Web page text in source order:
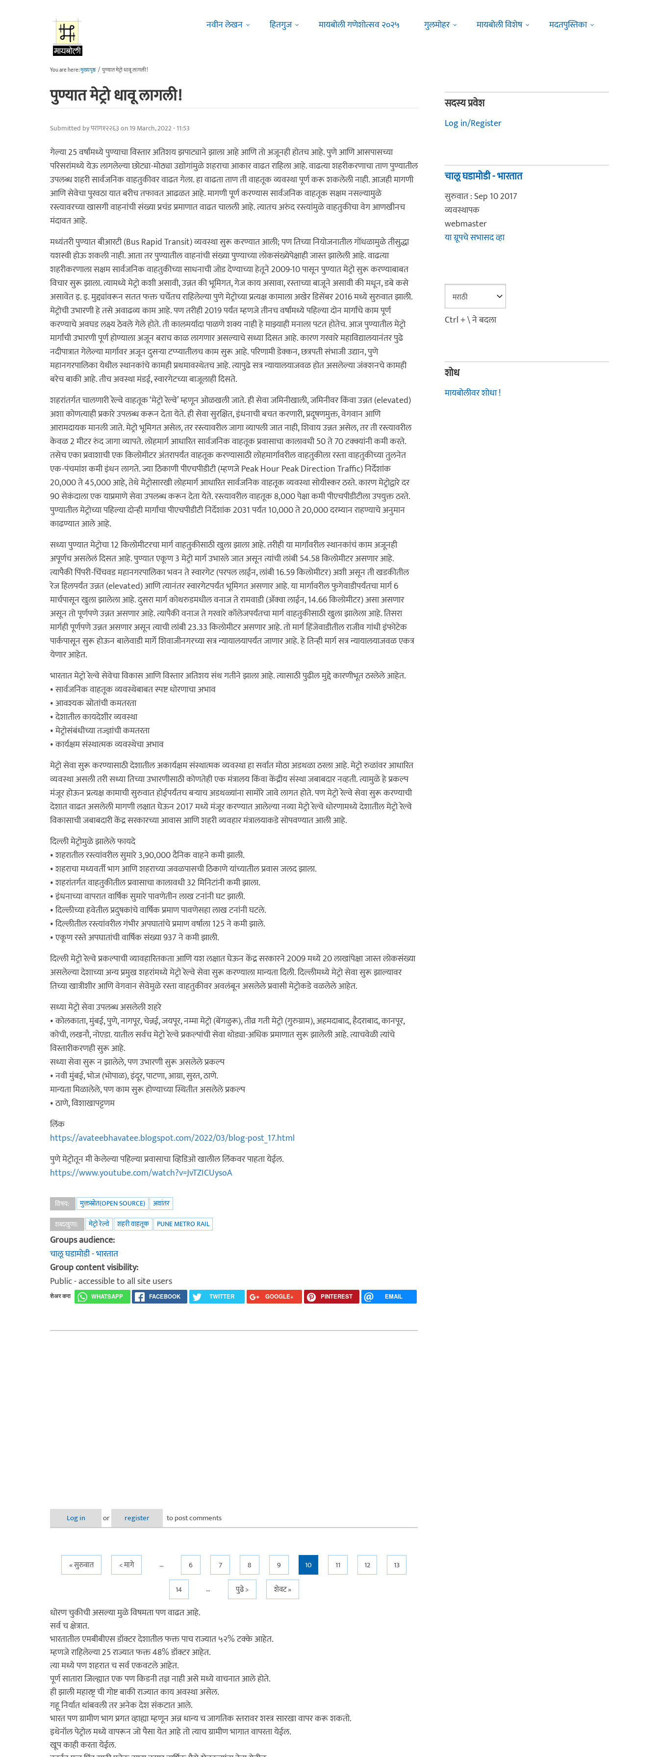
नवीन लेखन
हितगुज मायबोली गणेशोत्सव २०२५ गुलमोहर मायबोली विशेष मदतपुस्तिका
You are here:मुख्यपृष्ठ / पुण्यात मेट्रो धावू लागली!
पुण्यात मेट्रो धावू लागली!
Submitted byपराग१२२६३on 19 March, 2022 - 11:53
गेल्या 25 वर्षांमध्ये पुण्याचा विस्तार अतिशय झपाट्याने झाला आहे आणि तो अजूनही होतच आहे. पुणे आणि आसपासच्या
परिसरांमध्ये येऊ लागलेल्या छोट्या-मोठ्या उद्योगांमुळे शहराचा आकार वाढत राहिला आहे. वाढत्या शहरीकरणाचा ताण पुण्यातील
उपलब्ध शहरी सार्वजनिक वाहतुकीवर वाढत गेला. हा वाढता ताण ती वाहतूक व्यवस्था पूर्ण करू शकलेली नाही. आजही मागणी
आणि सेवेचा पुरवठा यात बरीच तफावत आढळत आहे. मागणी पूर्ण करण्यास सार्वजनिक वाहतूक सक्षम नसल्यामुळे
रस्त्यावरच्या खासगी वाहनांची संख्या प्रचंड प्रमाणात वाढत चालली आहे. त्यातच अरुंद रस्त्यांमुळे वाहतुकीचा वेग आणखीनच
मंदावत आहे.
मध्यंतरी पुण्यात बीआरटी (Bus Rapid Transit) व्यवस्था सुरू करण्यात आली; पण तिच्या नियोजनातील गोंधळामुळे तीसुद्धा
यशस्वी होऊ शकली नाही. आता तर पुण्यातील वाहनांची संख्या पुण्याच्या लोकसंख्येपेक्षाही जास्त झालेली आहे. वाढत्या
शहरीकरणाला सक्षम सार्वजनिक वाहतुकीच्या साधनाची जोड देण्याच्या हेतूने 2009-10 पासून पुण्यात मेट्रो सुरू करण्याबाबत
विचार सुरू झाला. त्यामध्ये मेट्रो कशी असावी, उन्नत की भूमिगत, गेज काय असावा, रस्ताच्या बाजूने असावी की मधून, डबे कसे
असावेत इ. इ. मुद्द्यांवरून सतत फक्त चर्चेतच राहिलेल्या पुणे मेट्रोच्या प्रत्यक्ष कामाला अखेर डिसेंबर 2016 मध्ये सुरुवात झाली.
मेट्रोची उभारणी हे तसे अवाढव्य काम आहे. पण तरीही 2019 पर्यंत म्हणजे तीनच वर्षांमध्ये पहिल्या दोन मार्गांचे काम पूर्ण
करण्याचे अवघड लक्ष्य ठेवले गेले होते. ती कालमर्यादा पाळणे शक्य नाही हे माझ्याही मनाला पटत होतेच. आज पुण्यातील मेट्रो
मार्गांची उभारणी पूर्ण होण्याला अजून बराच काळ लागणार असल्याचे सध्या दिसत आहे. कारण गरवारे महाविद्यालयानंतर पुढे
नदीपात्रात गेलेल्या मार्गावर अजून दुसऱ्या टप्प्यातीलच काम सुरू आहे. परिणामी डेक्कन, छत्रपती संभाजी उद्यान, पुणे
महानगरपालिका येथील स्थानकांचे कामही प्रथमावस्थेतच आहे. त्यापुढे सत्र न्यायालयाजवळ होत असलेल्या जंक्शनचे कामही
बरेच बाकी आहे. तीच अवस्था मंडई, स्वारगेटच्या बाजूलाही दिसते.
शहरांतर्गत चालणारी रेल्वे वाहतूक ‘मेट्रो रेल्वे’ म्हणून ओळखली जाते. ही सेवा जमिनीखाली, जमिनीवर किंवा उन्नत (elevated)
अशा कोणत्याही प्रकारे उपलब्ध करून देता येते. ही सेवा सुरक्षित, इंधनाची बचत करणारी, प्रदूषणमुक्त, वेगवान आणि
आरामदायक मानली जाते. मेट्रो भूमिगत असेल, तर रस्त्यावरील जागा व्यापली जात नाही, शिवाय उन्नत असेल, तर ती रस्त्यावरील
केवळ 2 मीटर रुंद जागा व्यापते. लोहमार्ग आधारित सार्वजनिक वाहतूक प्रवासाचा कालावधी 50 ते 70 टक्क्यांनी कमी करते.
तसेच एका प्रवाशाची एक किलोमीटर अंतरापर्यंत वाहतूक करण्यासाठी लोहमार्गावरील वाहतुकीला रस्ता वाहतुकीच्या तुलनेत
एक-पंचमांश कमी इंधन लागते. ज्या ठिकाणी पीएचपीडीटी (म्हणजे Peak Hour Peak Direction Traffic) निर्देशांक
20,000 ते 45,000 आहे, तेथे मेट्रोसारखी लोहमार्ग आधारित सार्वजनिक वाहतूक व्यवस्था सोयीस्कर ठरते. कारण मेट्रोद्वारे दर
90 सेकंदाला एक याप्रमाणे सेवा उपलब्ध करून देता येते. रस्त्यावरील वाहतूक 8,000 पेक्षा कमी पीएचपीडीटीला उपयुक्त ठरते.
पुण्यातील मेट्रोच्या पहिल्या दोन्ही मार्गांचा पीएचपीडीटी निर्देशांक 2031 पर्यंत 10,000 ते 20,000 दरम्यान राहण्याचे अनुमान
काढण्यात आले आहे.
सध्या पुण्यात मेट्रोचा 12 किलोमीटरचा मार्ग वाहतुकीसाठी खुला झाला आहे. तरीही या मार्गांवरील स्थानकांचं काम अजूनही
अपूर्णच असलेलं दिसत आहे. पुण्यात एकूण 3 मेट्रो मार्ग उभारले जात असून त्यांची लांबी 54.58 किलोमीटर असणार आहे.
त्यापैकी पिंपरी-चिंचवड महानगरपालिका भवन ते स्वारगेट (परपल लाईन, लांबी 16.59 किलोमीटर) अशी असून ती खडकीतील
रेज हिलपर्यंत उन्नत (elevated) आणि त्यानंतर स्वारगेटपर्यंत भूमिगत असणार आहे. या मार्गावरील फुगेवाडीपर्यंतचा मार्ग 6
मार्चपासून खुला झालेला आहे. दुसरा मार्ग कोथरुडमधील वनाज ते रामवाडी (ॲक्वा लाईन, 14.66 किलोमीटर) असा असणार
असून तो पूर्णपणे उन्नत असणार आहे. त्यापैकी वनाज ते गरवारे कॉलेजपर्यंतचा मार्ग वाहतुकीसाठी खुला झालेला आहे. तिसरा
मार्गही पूर्णपणे उन्नत असणार असून त्याची लांबी 23.33 किलोमीटर असणार आहे. तो मार्ग हिंजेवाडीतील राजीव गांधी इंफोटेक
पार्कपासून सुरू होऊन बालेवाडी मार्गे शिवाजीनगरच्या सत्र न्यायालयापर्यंत जाणार आहे. हे तिन्ही मार्ग सत्र न्यायालयाजवळ एकत्र
येणार आहेत.
भारतात मेट्रो रेल्वे सेवेचा विकास आणि विस्तार अतिशय संथ गतीने झाला आहे. त्यासाठी पुढील मुद्दे कारणीभूत ठरलेले आहेत.
• सार्वजनिक वाहतूक व्यवस्थेबाबत स्पष्ट धोरणाचा अभाव
• आवश्यक स्रोतांची कमतरता
• देशातील कायदेशीर व्यवस्था
• मेट्रोसंबंधीच्या तज्ज्ञांची कमतरता
• कार्यक्षम संस्थात्मक व्यवस्थेचा अभाव
मेट्रो सेवा सुरू करण्यासाठी देशातील अकार्यक्षम संस्थात्मक व्यवस्था हा सर्वात मोठा अडथळा ठरला आहे. मेट्रो रुळांवर आधारित
व्यवस्था असली तरी सध्या तिच्या उभारणीसाठी कोणतेही एक मंत्रालय किंवा केंद्रीय संस्था जबाबदार नव्हती. त्यामुळे हे प्रकल्प
मंजूर होऊन प्रत्यक्ष कामाची सुरुवात होईपर्यंतच बऱ्याच अडथळ्यांना सामोरे जावे लागत होते. पण मेट्रो रेल्वे सेवा सुरू करण्याची
देशात वाढत असलेली मागणी लक्षात घेऊन 2017 मध्ये मंजूर करण्यात आलेल्या नव्या मेट्रो रेल्वे धोरणामध्ये देशातील मेट्रो रेल्वे
विकासाची जबाबदारी केंद्र सरकारच्या आवास आणि शहरी व्यवहार मंत्रालयाकडे सोपवण्यात आली आहे.
दिल्ली मेट्रोमुळे झालेले फायदे
• शहरातील रस्त्यांवरील सुमारे 3,90,000 दैनिक वाहने कमी झाली.
• शहराचा मध्यवर्ती भाग आणि शहराच्या जवळपासची ठिकाणे यांच्यातील प्रवास जलद झाला.
• शहरांतर्गत वाहतुकीतील प्रवासाचा कालावधी 32 मिनिटांनी कमी झाला.
• इंधनाच्या वापरात वार्षिक सुमारे पावणेतीन लाख टनांनी घट झाली.
• दिल्लीच्या हवेतील प्रदुषकांचे वार्षिक प्रमाण पावणेसहा लाख टनांनी घटले.
• दिल्लीतील रस्त्यांवरील गंभीर अपघातांचे प्रमाण वर्षाला 125 ने कमी झाले.
• एकूण रस्ते अपघातांची वार्षिक संख्या 937 ने कमी झाली.
दिल्ली मेट्रो रेल्वे प्रकल्पाची व्यावहारितकता आणि यश लक्षात घेऊन केंद्र सरकारने 2009 मध्ये 20 लाखांपेक्षा जास्त लोकसंख्या
असलेल्या देशाच्या अन्य प्रमुख शहरांमध्ये मेट्रो रेल्वे सेवा सुरू करण्याला मान्यता दिली. दिल्लीमध्ये मेट्रो सेवा सुरू झाल्यावर
तिच्या खात्रीशीर आणि वेगवान सेवेमुळे रस्ता वाहतुकीवर अवलंबून असलेले प्रवासी मेट्रोकडे वळलेले आहेत.
सध्या मेट्रो सेवा उपलब्ध असलेली शहरे
• कोलकाता, मुंबई, पुणे, नागपूर, चेन्नई, जयपूर, नम्मा मेट्रो (बेंगळुरू), तीव्र गती मेट्रो (गुरुग्राम), अहमदाबाद, हैदराबाद, कानपूर,
कोची, लखनौ, नोएडा. यातील सर्वच मेट्रो रेल्वे प्रकल्पांची सेवा थोड्या-अधिक प्रमाणात सुरू झालेली आहे. त्याचवेळी त्यांचे
विस्तारीकरणही सुरू आहे.
सध्या सेवा सुरू न झालेले, पण उभारणी सुरू असलेले प्रकल्प
• नवी मुंबई, भोज (भोपाळ), इंदूर, पाटणा, आग्रा, सुरत, ठाणे.
मान्यता मिळालेले, पण काम सुरू होण्याच्या स्थितीत असलेले प्रकल्प
• ठाणे, विशाखापट्टणम
लिंक
https://avateebhavatee.blogspot.com/2022/03/blog-post_17.html
पुणे मेट्रोतून मी केलेल्या पहिल्या प्रवासाचा व्हिडिओ खालील लिंकवर पाहता येईल.
https://www.youtube.com/watch?v=JvTZICUysoA
विषय: मुक्तस्रोत(OPEN SOURCE)
अवांतर
शब्दखुणा:
मेट्रो रेल्वे शहरी वाहतूक PUNE METRO RAIL
Groups audience:
चालू घडामोडी - भारतात
Group content visibility:
Public - accessible to all site users
शेअर करा WHATSAPP FACEBOOK TWITTER GOOGLE+ PINTEREST EMAIL
Log in or register to post comments
Pages
« सुरुवात < मागे … 6 7 8 9 10 11 12
13
14
… पुढे > शेवट »
धोरण चुकीची असल्या मुळे विषमता पण वाढत आहे.
सर्व च क्षेत्रात.
भारतातील एमबीबीएस डॉक्टर देशातील फक्त पाच राज्यात ५२% टक्के आहेत.
म्हणजे राहिलेल्या 25 राज्यात फक्त 48% डॉक्टर आहेत.
त्या मध्ये पण शहरात च सर्व एकवटले आहेत.
पूर्ण सातारा जिल्ह्यात एक पण किडनी तज्ञ नाही असे मध्ये वाचनात आले होते.
ही झाली महारष्ट्र ची गोष्ट बाकी राज्यात काय अवस्था असेल.
गहू निर्यात थांबवली तर अनेक देश संकटात आले.
भारत पण ग्रामीण भाग प्रगत व्हाह्या म्हणून अन्न धान्य च जागतिक स्तरावर शस्त्र सारखा वापर करू शकतो.
इथेनॉल पेट्रोल मध्ये वापरून जो पैसा येत आहे तो त्याच ग्रामीण भागात वापरता येईल.
खूप काही करता येईल.
सदस्य प्रवेश
Log in/Register
चालू घडामोडी - भारतात
सुरुवात : Sep 10 2017
व्यवस्थापक
webmaster
या ग्रूपचे सभासद व्हा
Ctrl + \ ने बदला
शोध
मायबोलीवर शोधा !